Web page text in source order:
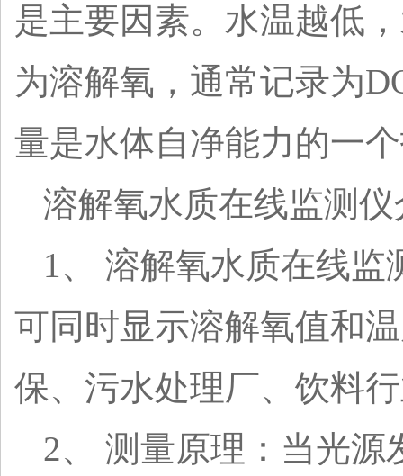
是主要因素。水温越低
为溶解氧，通常记录为
量是水体自净能力的一
溶解氧水质在线监测
1、 溶解氧水质在线
可同时显示溶解氧值和
保、污水处理厂、饮料
2、 测量原理：当光